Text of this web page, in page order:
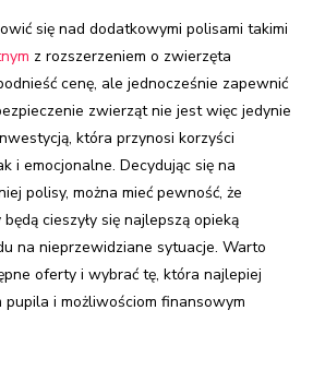
się nad dodatkowymi polisami takimi
z rozszerzeniem o zwierzęta
cenę, ale jednocześnie zapewnić
zwierząt nie jest więc jedynie
która przynosi korzyści
i emocjonalne. Decydując się na
polisy, można mieć pewność, że
cieszyły się najlepszą opieką
na nieprzewidziane sytuacje. Warto
oferty i wybrać tę, która najlepiej
i możliwościom finansowym